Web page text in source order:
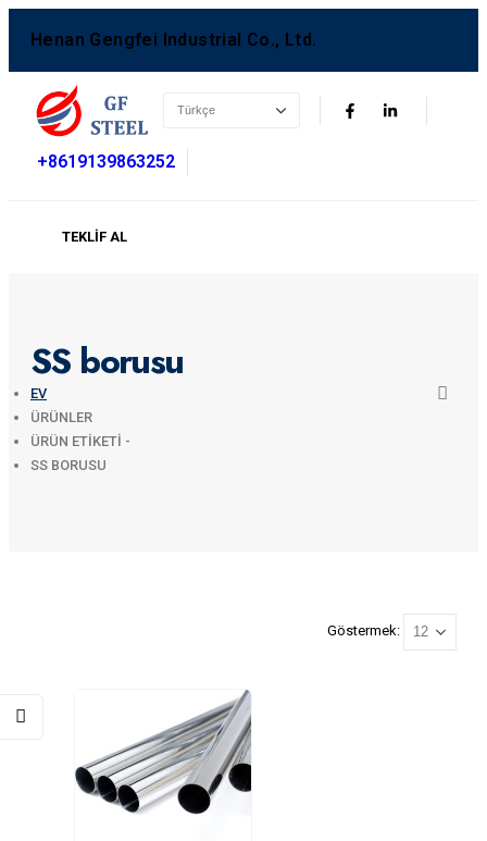
Henan Gengfei Industrial Co., Ltd.
+8619139863252
TEKLIF AL
SS borusu
EV
ÜRÜNLER
ÜRÜN ETIKETI -
SS BORUSU
Göstermek: